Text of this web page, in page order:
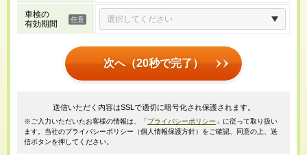
車検の
有効期間
次へ（20秒で完了）
送信いただく内容はSSLで適切に暗号化され保護されます。
※ご入力いただいたお客様の情報は、「プライバシーポリシー 」に従って取り扱い
ます。当社のプライバシーポリシー（個人情報保護方針）をご確認、同意の上、送
信ボタンを押してください。